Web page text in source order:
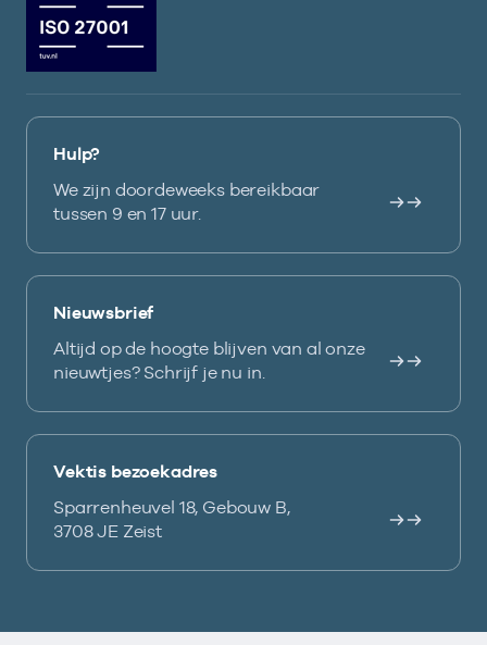
Hulp?
We zijn doordeweeks bereikbaar
tussen 9 en 17 uur.
Nieuwsbrief
Altijd op de hoogte blijven van al onze
nieuwtjes? Schrijf je nu in.
Vektis bezoekadres
Sparrenheuvel 18, Gebouw B,
3708 JE Zeist